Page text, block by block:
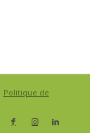
Politique de